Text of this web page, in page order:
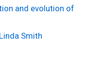
and evolution of
Linda Smith